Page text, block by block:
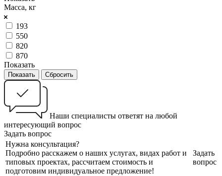
Масса, кг
193
550
820
870
Показать
Сбросить
Наши специалисты ответят на любой
интересующий вопрос
Задать вопрос
Нужна консультация?
Подробно расскажем о наших услугах, видах работ и
типовых проектах, рассчитаем стоимость и
подготовим индивидуальное предложение!
Задать
вопрос